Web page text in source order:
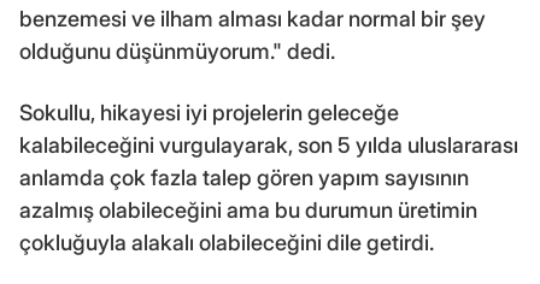
benzemesi ve ilham alması kadar normal bir şey
olduğunu düşünmüyorum." dedi.
Sokullu, hikayesi iyi projelerin geleceğe
kalabileceğini vurgulayarak, son 5 yılda uluslararası
anlamda çok fazla talep gören yapım sayısının
azalmış olabileceğini ama bu durumun üretimin
çokluğuyla alakalı olabileceğini dile getirdi.